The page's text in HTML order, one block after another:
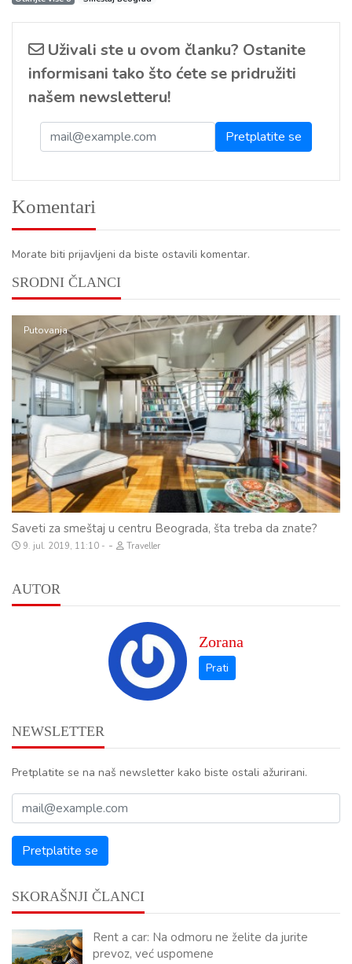
Uživali ste u ovom članku? Ostanite
informisani tako što ćete se pridružiti
našem newsletteru!
Komentari
Morate biti prijavljeni da biste ostavili komentar.
SRODNI ČLANCI
Putovanja
Saveti za smeštaj u centru Beograda, šta treba da znate?
9. jul. 2019, 11:10 - Traveller
AUTOR
Zorana
NEWSLETTER
Pretplatite se na naš newsletter kako biste ostali ažurirani.
SKORAŠNJI ČLANCI
Rent a car: Na odmoru ne želite da jurite
prevoz, već uspomene